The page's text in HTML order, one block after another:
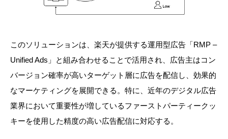
このソリューションは、楽天が提供する運用型広告「RMP –
Unified Ads」と組み合わせることで活用され、広告主はコン
バージョン確率が高いターゲット層に広告を配信し、効果的
なマーケティングを展開できる。特に、近年のデジタル広告
業界において重要性が増しているファーストパーティークッ
キーを使用した精度の高い広告配信に対応する。